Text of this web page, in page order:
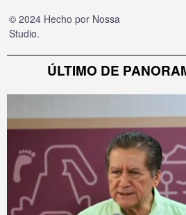
© 2024 Hecho por Nossa
Studio.
ÚLTIMO DE